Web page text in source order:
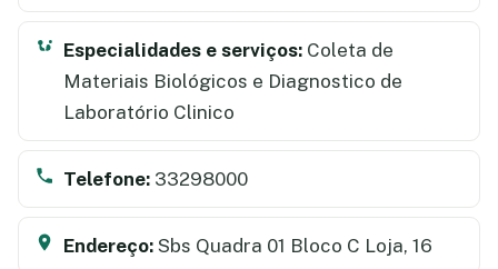
Especialidades e serviços: Coleta de
Materiais Biológicos e Diagnostico de
Laboratório Clinico
Telefone: 33298000
Endereço: Sbs Quadra 01 Bloco C Loja, 16